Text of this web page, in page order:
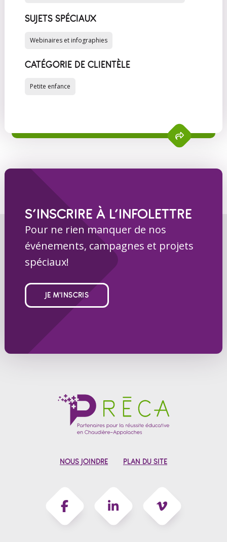
SUJETS SPÉCIAUX
Webinaires et infographies
CATÉGORIE DE CLIENTÈLE
Petite enfance
S’INSCRIRE À L’INFOLETTRE
Pour ne rien manquer de nos
événements, campagnes et projets
spéciaux!
JE M'INSCRIS
NOUS JOINDRE PLAN DU SITE